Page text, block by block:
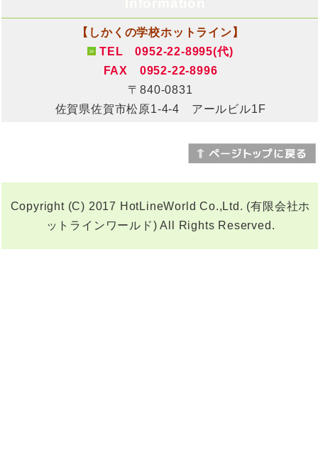
【しかくの学校ホットライン】
TEL 0952-22-8995(代)
FAX 0952-22-8996
〒840-0831
佐賀県佐賀市松原1-4-4 アールビル1F
Copyright (C) 2017 HotLineWorld Co.,Ltd. (有限会社ホ
ットラインワールド) All Rights Reserved.